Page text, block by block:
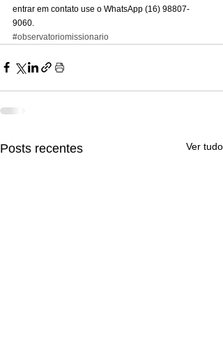
entrar em contato use o WhatsApp (16) 98807-
9060.
#observatoriomissionario
Posts recentes Ver tudo